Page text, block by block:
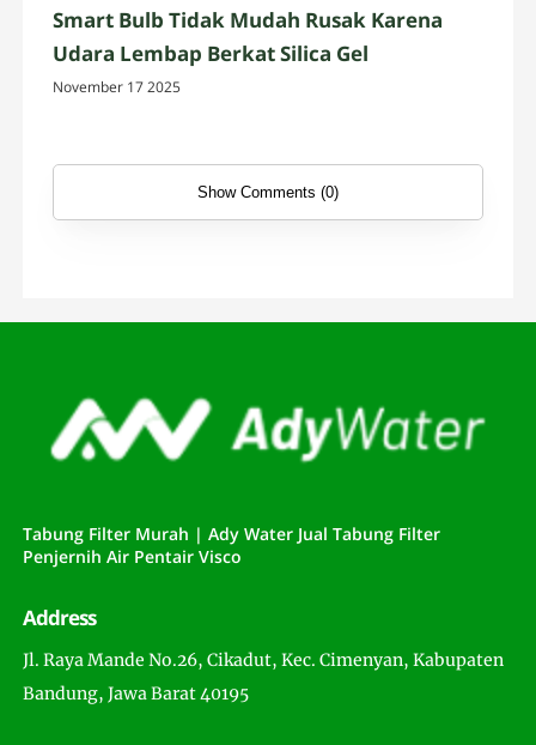
Smart Bulb Tidak Mudah Rusak Karena
Udara Lembap Berkat Silica Gel
November 17 2025
Show Comments (0)
Tabung Filter Murah | Ady Water Jual Tabung Filter
Penjernih Air Pentair Visco
Address
Jl. Raya Mande No.26, Cikadut, Kec. Cimenyan, Kabupaten
Bandung, Jawa Barat 40195